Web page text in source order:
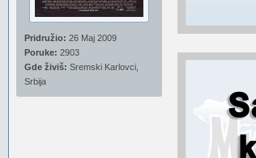
Pridružio: 26 Maj 2009
Poruke: 2903
Gde živiš: Sremski Karlovci,
Srbija